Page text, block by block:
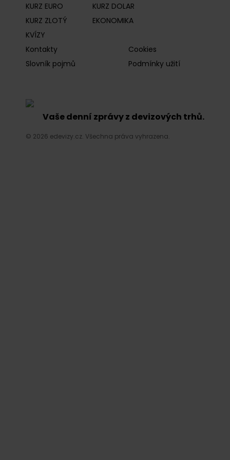
KURZ EURO
KURZ DOLAR
KURZ ZLOTÝ
EKONOMIKA
KVÍZY
Kontakty
Cookies
Slovník pojmů
Podmínky užití
Vaše denní zprávy z devizových trhů.
© 2026 edevizy.cz. Všechna práva vyhrazena.